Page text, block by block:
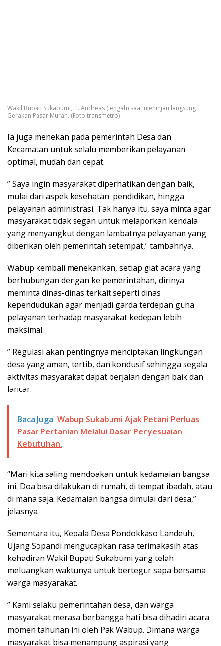
Wakil Bupati Sukabumi, H. Andreas (tengah) saat meninjau langsung
Gerakan Pasar Murah. (Foto:transmetro)
Ia juga menekan pada pemerintah Desa dan
Kecamatan untuk selalu memberikan pelayanan
optimal, mudah dan cepat.
” Saya ingin masyarakat diperhatikan dengan baik,
mulai dari aspek kesehatan, pendidikan, hingga
pelayanan administrasi. Tak hanya itu, saya minta agar
masyarakat tidak segan untuk melaporkan kendala
yang menyangkut dengan lambatnya pelayanan yang
diberikan oleh pemerintah setempat,” tambahnya.
Wabup kembali menekankan, setiap giat acara yang
berhubungan dengan ke pemerintahan, dirinya
meminta dinas-dinas terkait seperti dinas
kependudukan agar menjadi garda terdepan guna
pelayanan terhadap masyarakat kedepan lebih
maksimal.
” Regulasi akan pentingnya menciptakan lingkungan
desa yang aman, tertib, dan kondusif sehingga segala
aktivitas masyarakat dapat berjalan dengan baik dan
lancar.
Baca Juga Wabup Sukabumi Ajak Petani Perluas
Pasar Pertanian Melalui Dasar Penyesuaian
Kebutuhan.
“Mari kita saling mendoakan untuk kedamaian bangsa
ini. Doa bisa dilakukan di rumah, di tempat ibadah, atau
di mana saja. Kedamaian bangsa dimulai dari desa,”
jelasnya.
Sementara itu, Kepala Desa Pondokkaso Landeuh,
Ujang Sopandi mengucapkan rasa terimakasih atas
kehadiran Wakil Bupati Sukabumi yang telah
meluangkan waktunya untuk bertegur sapa bersama
warga masyarakat.
” Kami selaku pemerintahan desa, dan warga
masyarakat merasa berbangga hati bisa dihadiri acara
momen tahunan ini oleh Pak Wabup. Dimana warga
masyarakat bisa menampung aspirasi yang